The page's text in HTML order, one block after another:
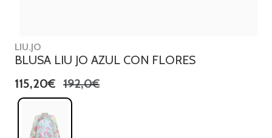
LIU.JO
BLUSA LIU JO AZUL CON FLORES
115,20€ 192,0€